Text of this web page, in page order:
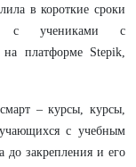
в короткие сроки
с учениками с
платформе Stepik,
– курсы, курсы,
с учебным
до закрепления и его